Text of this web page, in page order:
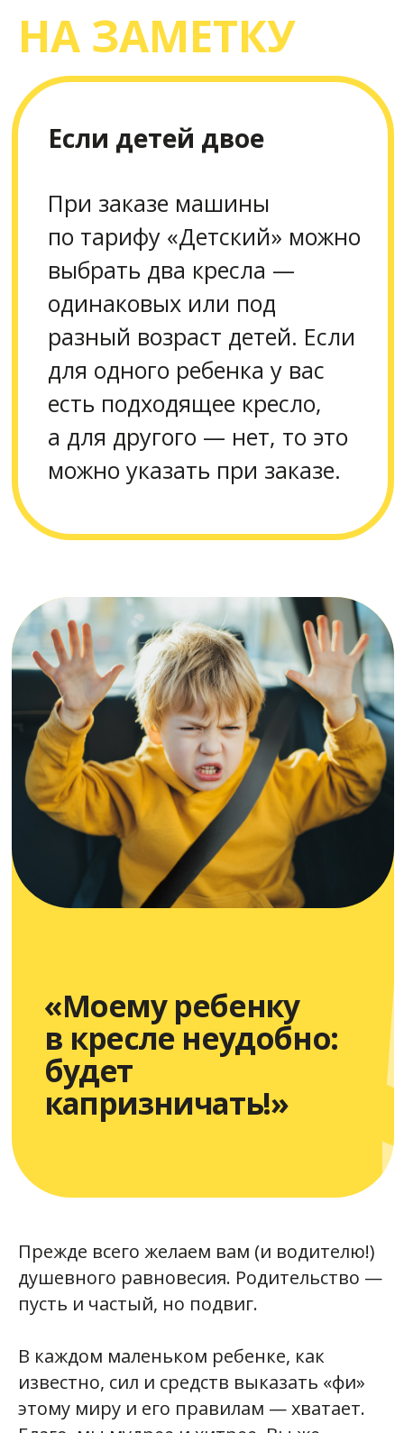
НА ЗАМЕТКУ
Прежде всего желаем вам (и водителю!)
душевного равновесия. Родительство —
пусть и частый, но подвиг.
В каждом маленьком ребенке, как
известно, сил и средств выказать «фи»
этому миру и его правилам — хватает.
«Слышали, что
без кресла можно
перевозить
подросших
детей…»
«Как уехать на такси
побыстрее?»